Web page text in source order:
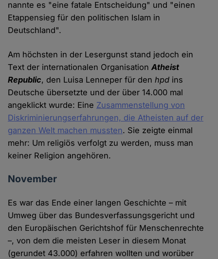
nannte es "eine fatale Entscheidung" und "einen
Etappensieg für den politischen Islam in
Deutschland".
Am höchsten in der Lesergunst stand jedoch ein
Text der internationalen Organisation Atheist
Republic, den Luisa Lenneper für denhpd ins
Deutsche übersetzte und der über 14.000 mal
angeklickt wurde: Eine Zusammenstellung von
Diskriminierungserfahrungen, die Atheisten auf der
ganzen Welt machen mussten. Sie zeigte einmal
mehr: Um religiös verfolgt zu werden, muss man
keiner Religion angehören.
November
Es war das Ende einer langen Geschichte – mit
Umweg über das Bundesverfassungsgericht und
den Europäischen Gerichtshof für Menschenrechte
–, von dem die meisten Leser in diesem Monat
(gerundet 43.000) erfahren wollten und worüber